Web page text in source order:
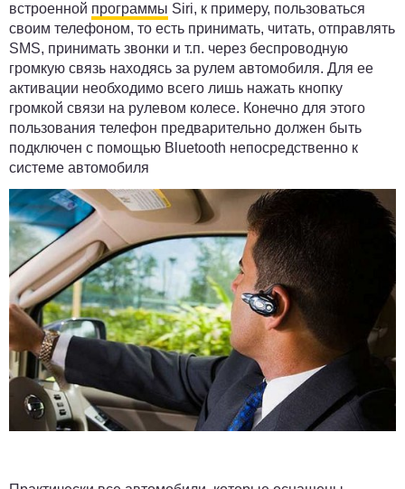
встроенной программы Siri, к примеру, пользоваться
своим телефоном, то есть принимать, читать, отправлять
SMS, принимать звонки и т.п. через беспроводную
громкую связь находясь за рулем автомобиля. Для ее
активации необходимо всего лишь нажать кнопку
громкой связи на рулевом колесе. Конечно для этого
пользования телефон предварительно должен быть
подключен с помощью Bluetooth непосредственно к
системе автомобиля